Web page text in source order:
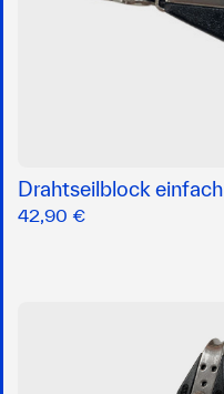
Drahtseilblock einfach
42,90 €